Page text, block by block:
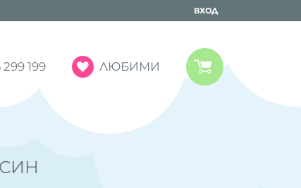
ВХОД
199 ЛЮБИМИ